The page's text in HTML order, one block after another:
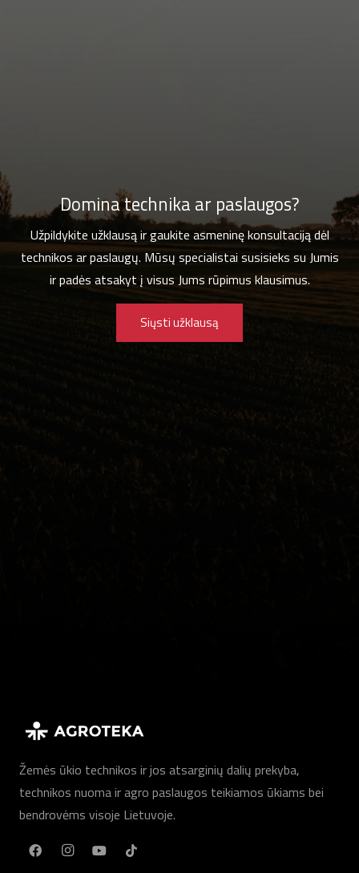
Domina technika ar paslaugos?
Užpildykite užklausą ir gaukite asmeninę konsultaciją dėl
technikos ar paslaugų. Mūsų specialistai susisieks su Jumis
ir padės atsakyt į visus Jums rūpimus klausimus.
Siųsti užklausą
Žemės ūkio technikos ir jos atsarginių dalių prekyba,
technikos nuoma ir agro paslaugos teikiamos ūkiams bei
bendrovėms visoje Lietuvoje.